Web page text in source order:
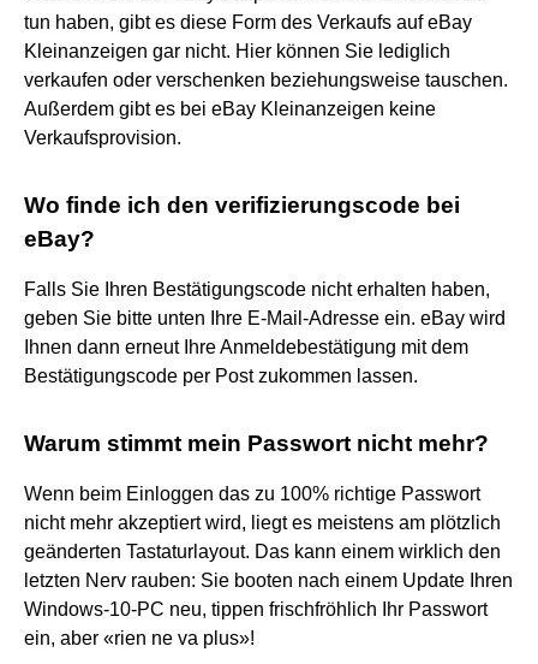
tun haben, gibt es diese Form des Verkaufs auf eBay
Kleinanzeigen gar nicht. Hier können Sie lediglich
verkaufen oder verschenken beziehungsweise tauschen.
Außerdem gibt es bei eBay Kleinanzeigen keine
Verkaufsprovision.
Wo finde ich den verifizierungscode bei
eBay?
Falls Sie Ihren Bestätigungscode nicht erhalten haben,
geben Sie bitte unten Ihre E-Mail-Adresse ein. eBay wird
Ihnen dann erneut Ihre Anmeldebestätigung mit dem
Bestätigungscode per Post zukommen lassen.
Warum stimmt mein Passwort nicht mehr?
Wenn beim Einloggen das zu 100% richtige Passwort
nicht mehr akzeptiert wird, liegt es meistens am plötzlich
geänderten Tastaturlayout. Das kann einem wirklich den
letzten Nerv rauben: Sie booten nach einem Update Ihren
Windows-10-PC neu, tippen frischfröhlich Ihr Passwort
ein, aber «rien ne va plus»!